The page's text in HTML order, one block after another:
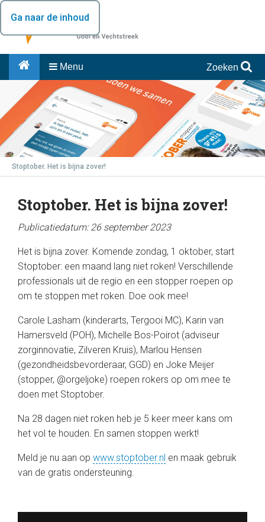
Ga naar de inhoud
Menu Zoeken
Stoptober. Het is bijna zover!
Stoptober. Het is bijna zover!
Publicatiedatum: 26 september 2023
Het is bijna zover. Komende zondag, 1 oktober, start
Stoptober: een maand lang niet roken! Verschillende
professionals uit de regio en een stopper roepen op
om te stoppen met roken. Doe ook mee!
Carole Lasham (kinderarts, Tergooi MC), Karin van
Hamersveld (POH), Michelle Bos-Poirot (adviseur
zorginnovatie, Zilveren Kruis), Marlou Hensen
(gezondheidsbevorderaar, GGD) en Joke Meijer
(stopper, @orgeljoke) roepen rokers op om mee te
doen met Stoptober.
Na 28 dagen niet roken heb je 5 keer meer kans om
het vol te houden. En samen stoppen werkt!
Meld je nu aan op www.stoptober.nl en maak gebruik
van de gratis ondersteuning.